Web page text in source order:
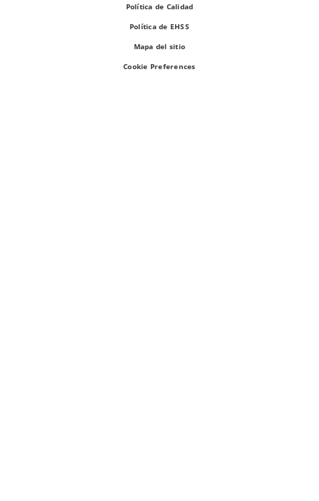
Política de Calidad
Política de EHSS
Mapa del sitio
Cookie Preferences